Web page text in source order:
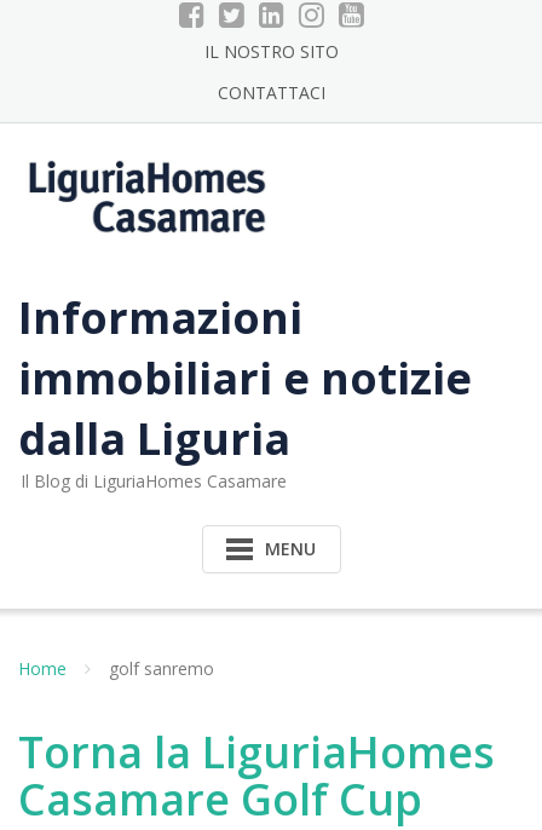
IL NOSTRO SITO
CONTATTACI
Informazioni
immobiliari e notizie
dalla Liguria
Il Blog di LiguriaHomes Casamare
MENU
Home golf sanremo
Torna la LiguriaHomes
Casamare Golf Cup